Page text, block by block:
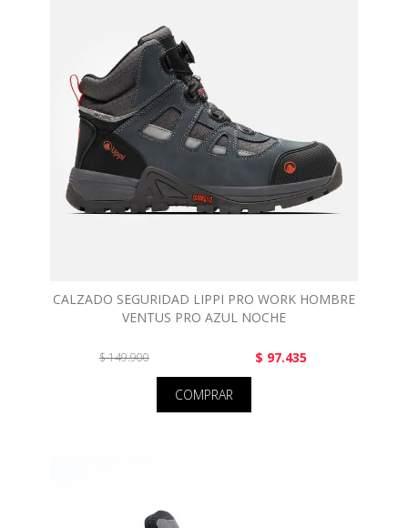
CALZADO SEGURIDAD LIPPI PRO WORK HOMBRE
VENTUS PRO AZUL NOCHE
$ 149.900 $ 97.435
COMPRAR